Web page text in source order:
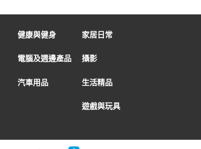
健康與健身 家居日常
電腦及週邊產品 攝影
汽車用品 生活精品
遊戲與玩具